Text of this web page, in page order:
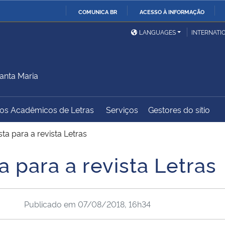
COMUNICA BR ACESSO À INFORMAÇÃO
Ministério da Defesa
Ministério das Relações
Exteriores
Ministério do
Desenvolvimento Regional
Controladoria-Geral da
Advocacia-Geral da União Banco Central do Brasil
LANGUAGES
Maria
Acadêmicos de Letras Serviços Gestores do sítio
para a revista Letras
para a revista Letras
Publicado em 07/08/2018, 16h34